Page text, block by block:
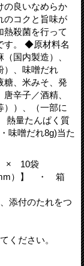
の良いなめらか
のコクと旨味が
熱殺菌を行って
す。 ◆原材料名
国内製造）、
）、味噌だれ
糖、米みそ、発
辛子／酒精、
））、（一部に
熱量たんぱく質
味噌だれ8g)当た
× 10袋
mm）】 ・ 箱
添付のたれをつ
ください。